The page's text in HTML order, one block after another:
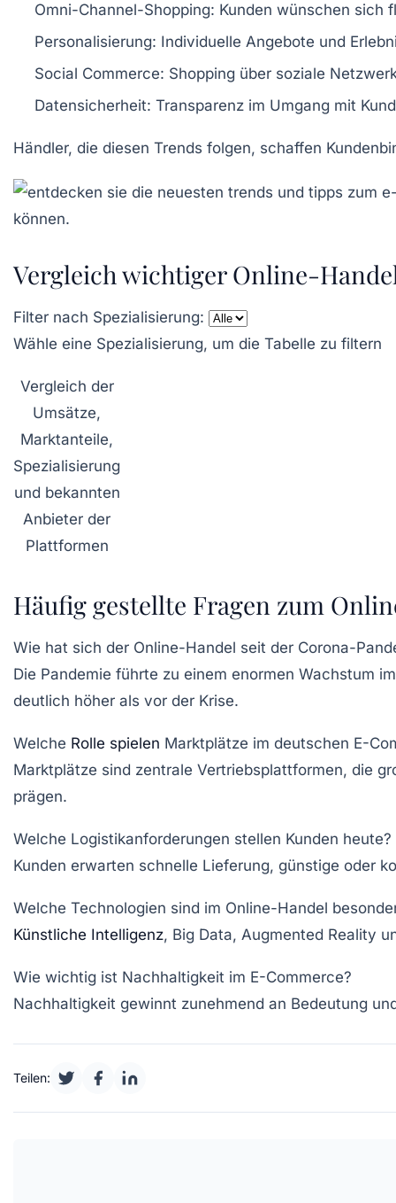
Omni-Channel-Shopping: Kunden wünschen sich
Personalisierung: Individuelle Angebote und
Social Commerce: Shopping über soziale
Datensicherheit: Transparenz im Umgang mit
Händler, die diesen Trends folgen, schaffen
Vergleich wichtiger Online-
Filter nach Spezialisierung:
Wähle eine Spezialisierung, um die Tabelle zu filtern
Vergleich der
Umsätze,
Marktanteile,
Spezialisierung
und bekannten
Anbieter der
Plattformen
Häufig gestellte Fragen zum
Wie hat sich der Online-Handel seit der Corona-
Die Pandemie führte zu einem enormen Wachstum
deutlich höher als vor der Krise.
Welche Rolle spielen Marktplätze im deutschen E-
Marktplätze sind zentrale Vertriebsplattformen, die
prägen.
Welche Logistikanforderungen stellen Kunden heute?
Kunden erwarten schnelle Lieferung, günstige oder
Welche Technologien sind im Online-Handel
Künstliche Intelligenz, Big Data, Augmented Reality
Wie wichtig ist Nachhaltigkeit im E-Commerce?
Nachhaltigkeit gewinnt zunehmend an Bedeutung
Teilen: